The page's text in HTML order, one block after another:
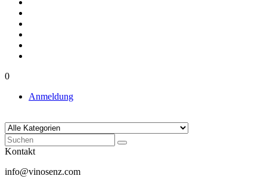
0
Anmeldung
Kontakt
info@vinosenz.com